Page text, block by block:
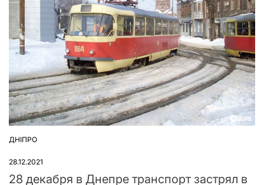
ОПУБЛІКУВАТИ
ДНІПРО
28.12.2021
28 декабря в Днепре транспорт застрял в